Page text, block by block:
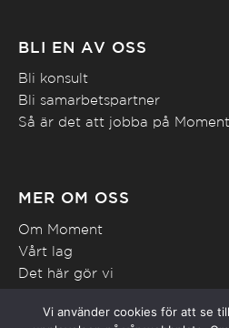
BLI EN AV OSS
Bli konsult
Bli samarbetspartner
Så är det att jobba på Moment
MER OM OSS
Om Moment
Vårt lag
Det här gör vi
In English
Vi använder cookies för att se